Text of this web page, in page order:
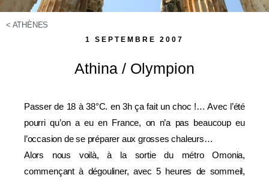
< ATHÈNES
1 SEPTEMBRE 2007
Athina / Olympion
Passer de 18 à 38°C. en 3h ça fait un choc !… Avec l’été
pourri qu’on a eu en France, on n’a pas beaucoup eu
l’occasion de se préparer aux grosses chaleurs…
Alors nous voilà, à la sortie du métro Omonia,
commençant à dégouliner, avec 5 heures de sommeil,